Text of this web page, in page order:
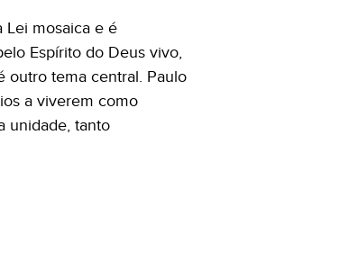
Lei mosaica e é
Espírito do Deus vivo,
outro tema central. Paulo
a viverem como
unidade, tanto